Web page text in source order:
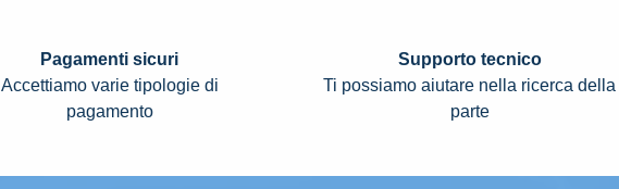
Pagamenti sicuri
Accettiamo varie tipologie di
pagamento
Supporto tecnico
Ti possiamo aiutare nella ricerca della
parte